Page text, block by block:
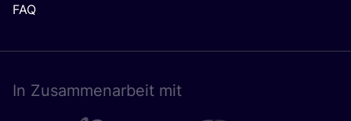
FAQ
In Zusam­men­ar­beit mit